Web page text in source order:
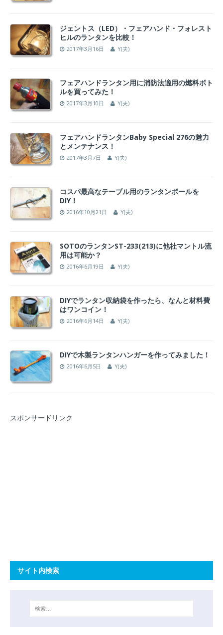
ジェントス（LED）・フェアハンド・フォレスト
ヒルのランタンを比較！
2017年3月16日 Y(夫)
フェアハンドランタン用に消防法適用の燃料ボト
ルを買ってみた！
2017年3月10日 Y(夫)
フェアハンドランタンBaby Special 276の魅力
とメンテナンス！
2017年3月7日 Y(夫)
コスパ最高なテーブル用のランタンポールを
DIY！
2016年10月21日 Y(夫)
SOTOのランタンST-233(213)に他社マントル流
用は可能か？
2016年6月19日 Y(夫)
DIYでランタン収納袋を作ったら、なんと材料費
はワンコイン！
2016年6月14日 Y(夫)
DIYで木製ランタンハンガーを作ってみました！
2016年6月5日 Y(夫)
スポンサードリンク
サイト内検索